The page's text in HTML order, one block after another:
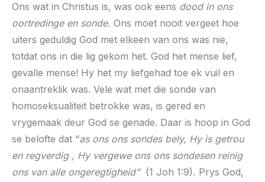
Ons wat in Christus is, was ook eens dood in ons
oortredinge en sonde. Ons moet nooit vergeet hoe
uiters geduldig God met elkeen van ons was nie,
totdat ons in die lig gekom het. God het mense lief,
gevalle mense! Hy het my liefgehad toe ek vuil en
onaantreklik was. Vele wat met die sonde van
homoseksualiteit betrokke was, is gered en
vrygemaak deur God se genade. Daar is hoop in God
se belofte dat “as ons ons sondes bely, Hy is getrou
en regverdig , Hy vergewe ons ons sondesen reinig
ons van alle ongeregtigheid” (1 Joh 1:9). Prys God,